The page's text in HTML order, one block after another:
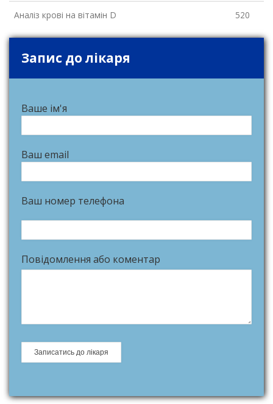
Аналіз крові на вітамін D 520
Запис до лікаря
Ваше ім'я
Ваш email
Ваш номер телефона
Повідомлення або коментар